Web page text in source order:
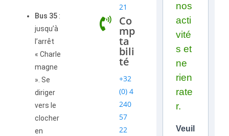
Bus 35 :
jusqu’à
l’arrêt
« Charle
magne
». Se
diriger
vers le
clocher
en
21
Co
mp
ta
bili
té
+32
(0) 4
240
57
22
nos
acti
vité
s et
ne
rien
rate
r.
Veuil